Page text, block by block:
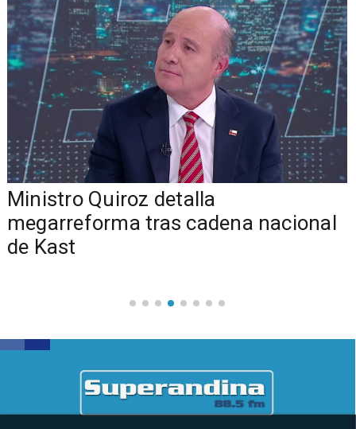
Ministro Quiroz detalla
megarreforma tras cadena nacional
de Kast